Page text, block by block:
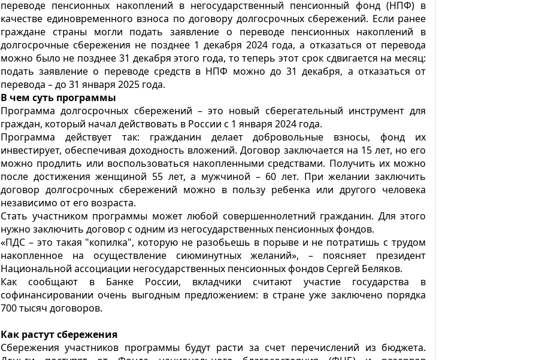
переводе пенсионных накоплений в негосударственный пенсионный фонд (НПФ) в
качестве единовременного взноса по договору долгосрочных сбережений. Если ранее
граждане страны могли подать заявление о переводе пенсионных накоплений в
долгосрочные сбережения не позднее 1 декабря 2024 года, а отказаться от перевода
можно было не позднее 31 декабря этого года, то теперь этот срок сдвигается на месяц:
подать заявление о переводе средств в НПФ можно до 31 декабря, а отказаться от
перевода – до 31 января 2025 года.
В чем суть программы
Программа долгосрочных сбережений – это новый сберегательный инструмент для
граждан, который начал действовать в России с 1 января 2024 года.
Программа действует так: гражданин делает добровольные взносы, фонд их
инвестирует, обеспечивая доходность вложений. Договор заключается на 15 лет, но его
можно продлить или воспользоваться накопленными средствами. Получить их можно
после достижения женщиной 55 лет, а мужчиной – 60 лет. При желании заключить
договор долгосрочных сбережений можно в пользу ребенка или другого человека
независимо от его возраста.
Стать участником программы может любой совершеннолетний гражданин. Для этого
нужно заключить договор с одним из негосударственных пенсионных фондов.
«ПДС – это такая "копилка", которую не разобьешь в порыве и не потратишь с трудом
накопленное на осуществление сиюминутных желаний», – поясняет президент
Национальной ассоциации негосударственных пенсионных фондов Сергей Беляков.
Как сообщают в Банке России, вкладчики считают участие государства в
софинансировании очень выгодным предложением: в стране уже заключено порядка
700 тысяч договоров.
Как растут сбережения
Сбережения участников программы будут расти за счет перечислений из бюджета.